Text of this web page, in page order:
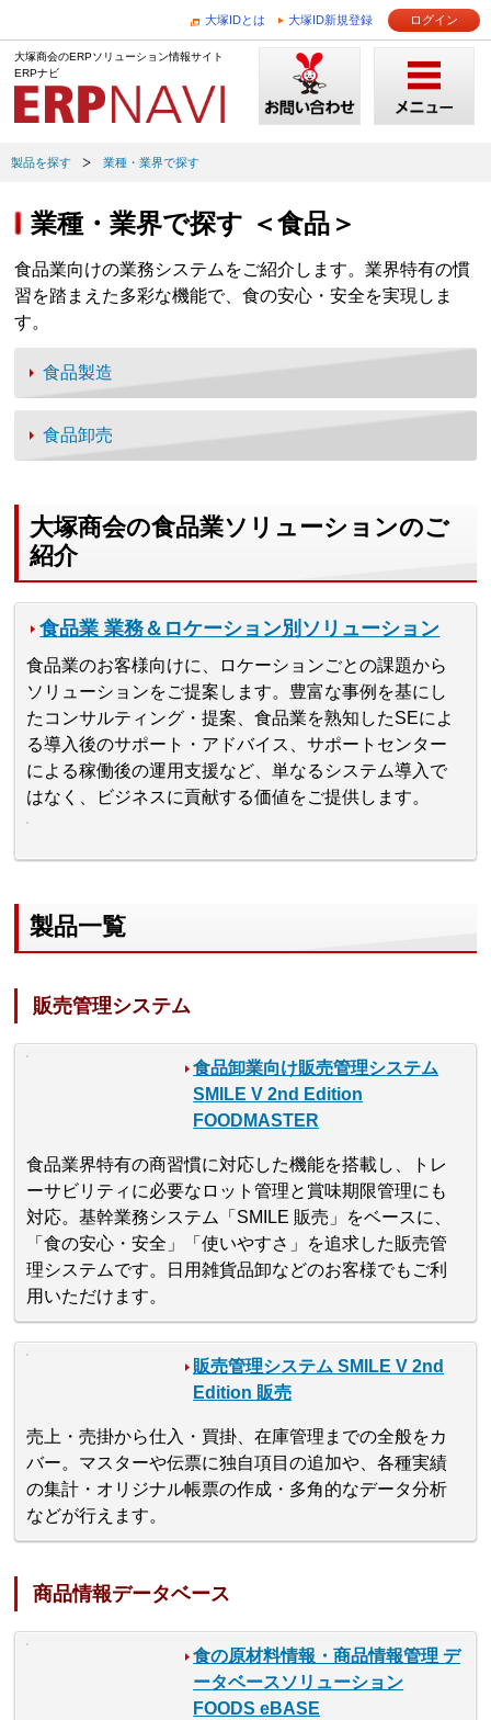
大塚IDとは 大塚ID新規登録 ログイン
大塚商会のERPソリューション情報サイト
ERPナビ
製品を探す 業種・業界で探す
業種・業界で探す ＜食品＞
食品業向けの業務システムをご紹介します。業界特有の慣
習を踏まえた多彩な機能で、食の安心・安全を実現しま
す。
食品製造
食品卸売
大塚商会の食品業ソリューションのご
紹介
食品業 業務＆ロケーション別ソリューション
食品業のお客様向けに、ロケーションごとの課題から
ソリューションをご提案します。豊富な事例を基にし
たコンサルティング・提案、食品業を熟知したSEによ
る導入後のサポート・アドバイス、サポートセンター
による稼働後の運用支援など、単なるシステム導入で
はなく、ビジネスに貢献する価値をご提供します。
製品一覧
販売管理システム
食品卸業向け販売管理システム
SMILE V 2nd Edition
FOODMASTER
食品業界特有の商習慣に対応した機能を搭載し、トレ
ーサビリティに必要なロット管理と賞味期限管理にも
対応。基幹業務システム「SMILE 販売」をベースに、
「食の安心・安全」「使いやすさ」を追求した販売管
理システムです。日用雑貨品卸などのお客様でもご利
用いただけます。
販売管理システム SMILE V 2nd
Edition 販売
売上・売掛から仕入・買掛、在庫管理までの全般をカ
バー。マスターや伝票に独自項目の追加や、各種実績
の集計・オリジナル帳票の作成・多角的なデータ分析
などが行えます。
商品情報データベース
食の原材料情報・商品情報管理 デ
ータベースソリューション
FOODS eBASE